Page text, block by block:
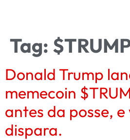
Tag:
Donald Trump
memecoin
antes da posse,
dispara.